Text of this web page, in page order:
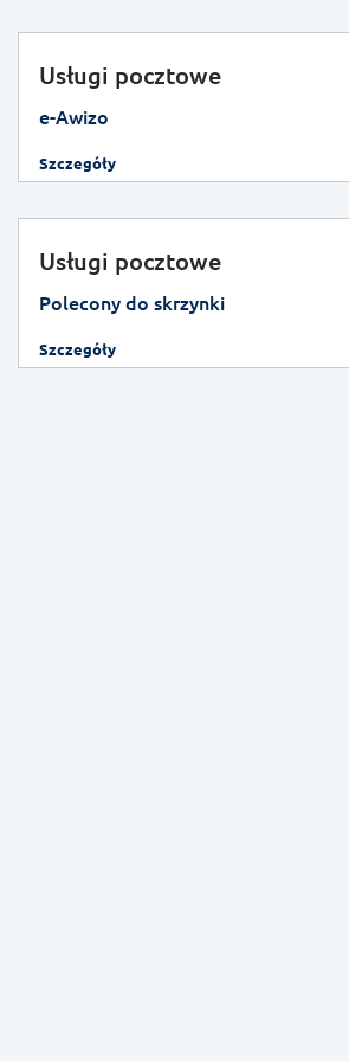
Usługi pocztowe
e-Awizo
Szczegóły
Usługi pocztowe
Polecony do skrzynki
Szczegóły